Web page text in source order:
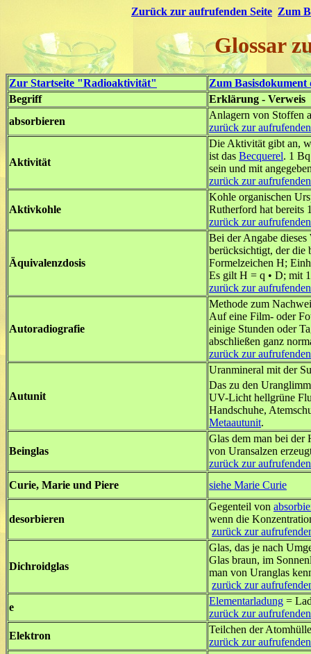
Zurück zur aufrufenden Seite Zum
Glossar
Zur Startseite "Radioaktivität"
Zum Basisdokument
Begriff
Erklärung - Verweis
absorbieren
Anlagern von Stoffen
zurück zur
Aktivität
Die Aktivität gibt an,
ist das Becquerel. 1
sein und mit
zurück zur
Aktivkohle
Kohle organischen
Rutherford hat bereits
zurück zur
Äquivalenzdosis
Bei der Angabe
berücksichtigt, der die
Formelzeichen H;
Es gilt H = q • D; mit
zurück zur
Autoradiografie
Methode zum
Auf eine Film- oder
einige Stunden oder
abschließen ganz
zurück zur
Autunit
Uranmineral mit der
Das zu den
UV-Licht hellgrüne
Handschuhe,
Metaautunit.
Beinglas
Glas dem man bei der
von Uransalzen
zurück zur
Curie, Marie und Piere
siehe Marie Curie
desorbieren
Gegenteil von
wenn die
zurück zur
Dichroidglas
Glas, das je nach
Glas braun, im
man von Uranglas
zurück zur
e
Elementarladung =
zurück zur
Elektron
Teilchen der
zurück zur